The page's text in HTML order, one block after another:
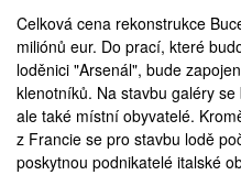
Celková cena rekonstrukce
miliónů eur. Do prací, které
loděnici "Arsenál", bude
klenotníků. Na stavbu galéry
ale také místní obyvatelé.
z Francie se pro stavbu lodě
poskytnou podnikatelé italské